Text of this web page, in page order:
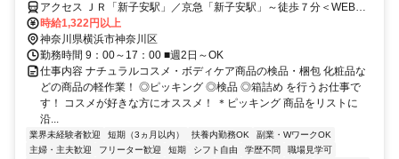
アクセス ＪＲ「新子安駅」／京急「新子安駅」～徒歩７分＜WEB登
録OK＞
時給1,322円以上
神奈川県横浜市神奈川区
勤務時間 9：00～17：00 ■週2日～OK
仕事内容 ナチュラルコスメ・ボディケア商品の検品・梱包 化粧品な
どの商品の軽作業！ ◎ピッキング ◎検品 ◎箱詰め を行うお仕事で
す！ コスメが好きな方にオススメ！ ＊ピッキング 商品をリストに
沿...
業界未経験者歓迎 短期（3ヵ月以内） 扶養内勤務OK
副業・WワークOK
主婦・主夫歓迎
フリーター歓迎 短期 シフト自由 学歴不問
職場見学可